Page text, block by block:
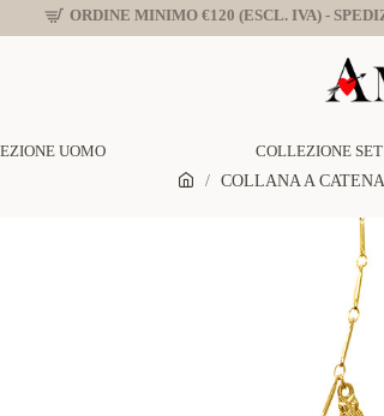
ORDINE MINIMO €120 (ESCL. IVA) -
UOMO COLLEZIONE SET
COLLANA A